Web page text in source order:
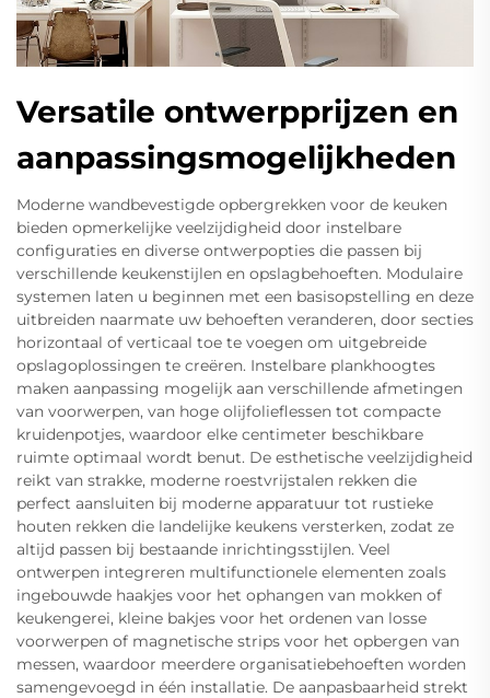
Versatile ontwerpprijzen en
aanpassingsmogelijkheden
Moderne wandbevestigde opbergrekken voor de keuken
bieden opmerkelijke veelzijdigheid door instelbare
configuraties en diverse ontwerpopties die passen bij
verschillende keukenstijlen en opslagbehoeften. Modulaire
systemen laten u beginnen met een basisopstelling en deze
uitbreiden naarmate uw behoeften veranderen, door secties
horizontaal of verticaal toe te voegen om uitgebreide
opslagoplossingen te creëren. Instelbare plankhoogtes
maken aanpassing mogelijk aan verschillende afmetingen
van voorwerpen, van hoge olijfolieflessen tot compacte
kruidenpotjes, waardoor elke centimeter beschikbare
ruimte optimaal wordt benut. De esthetische veelzijdigheid
reikt van strakke, moderne roestvrijstalen rekken die
perfect aansluiten bij moderne apparatuur tot rustieke
houten rekken die landelijke keukens versterken, zodat ze
altijd passen bij bestaande inrichtingsstijlen. Veel
ontwerpen integreren multifunctionele elementen zoals
ingebouwde haakjes voor het ophangen van mokken of
keukengerei, kleine bakjes voor het ordenen van losse
voorwerpen of magnetische strips voor het opbergen van
messen, waardoor meerdere organisatiebehoeften worden
samengevoegd in één installatie. De aanpasbaarheid strekt